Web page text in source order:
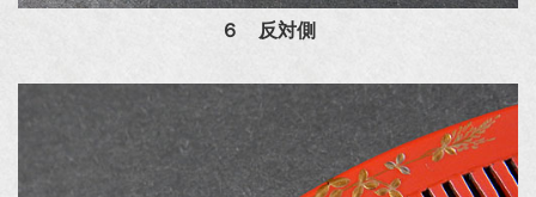
６ 反対側